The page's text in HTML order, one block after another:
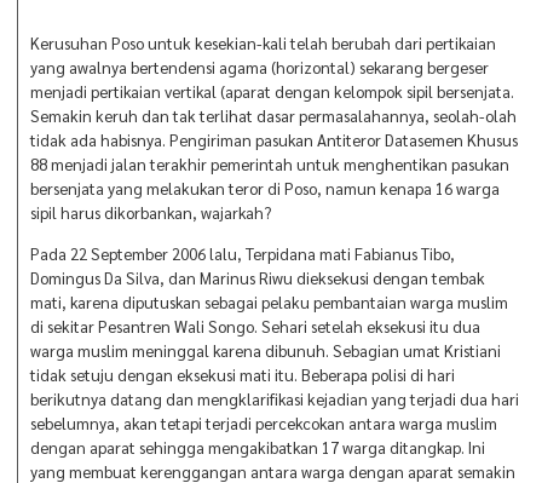
Kerusuhan Poso untuk kesekian-kali telah berubah dari pertikaian
yang awalnya bertendensi agama (horizontal) sekarang bergeser
menjadi pertikaian vertikal (aparat dengan kelompok sipil bersenjata.
Semakin keruh dan tak terlihat dasar permasalahannya, seolah-olah
tidak ada habisnya. Pengiriman pasukan Antiteror Datasemen Khusus
88 menjadi jalan terakhir pemerintah untuk menghentikan pasukan
bersenjata yang melakukan teror di Poso, namun kenapa 16 warga
sipil harus dikorbankan, wajarkah?
Pada 22 September 2006 lalu, Terpidana mati Fabianus Tibo,
Domingus Da Silva, dan Marinus Riwu dieksekusi dengan tembak
mati, karena diputuskan sebagai pelaku pembantaian warga muslim
di sekitar Pesantren Wali Songo. Sehari setelah eksekusi itu dua
warga muslim meninggal karena dibunuh. Sebagian umat Kristiani
tidak setuju dengan eksekusi mati itu. Beberapa polisi di hari
berikutnya datang dan mengklarifikasi kejadian yang terjadi dua hari
sebelumnya, akan tetapi terjadi percekcokan antara warga muslim
dengan aparat sehingga mengakibatkan 17 warga ditangkap. Ini
yang membuat kerenggangan antara warga dengan aparat semakin